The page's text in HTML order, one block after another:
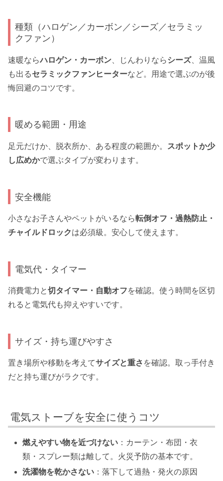
種類（ハロゲン／カーボン／シーズ／セラミッ
クファン）
速暖ならハロゲン・カーボン 、じんわりならシーズ、温風
も出るセラミックファンヒーターなど。用途で選ぶのが後
悔回避のコツです。
暖める範囲・用途
足元だけか、脱衣所か、ある程度の範囲か。
スポットか少
し広めかで選ぶタイプが変わります。
安全機能
小さなお子さんやペットがいるなら転倒オフ・過熱防止・
チャイルドロックは必須級。安心して使えます。
電気代・タイマー
消費電力と切タイマー・自動オフを確認。使う時間を区切
れると電気代も抑えやすいです。
サイズ・持ち運びやすさ
置き場所や移動を考えてサイズと重さ を確認。取っ手付き
だと持ち運びがラクです。
電気ストーブを安全に使うコツ
燃えやすい物を近づけない ：カーテン・布団・衣
類・スプレー類は離して。火災予防の基本です。
洗濯物を乾かさない ：落下して過熱・発火の原因